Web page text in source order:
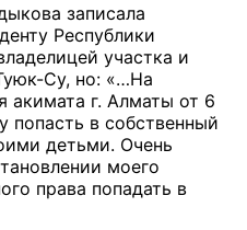
записала
Республики
участка и
Су, но: «…На
акимата г. Алматы от 6
попасть в собственный
детьми. Очень
моего
права попадать в